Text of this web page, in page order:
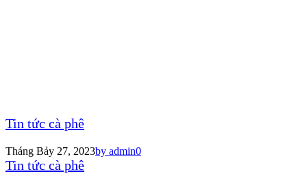
Tin tức cà phê
Tháng Bảy 27, 2023by admin0
Tin tức cà phê